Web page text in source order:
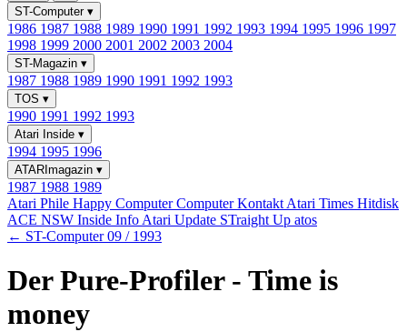
ST-Computer ▾
1986 1987 1988 1989 1990 1991 1992 1993 1994 1995 1996 1997
1998 1999 2000 2001 2002 2003 2004
ST-Magazin ▾
1987 1988 1989 1990 1991 1992 1993
TOS ▾
1990 1991 1992 1993
Atari Inside ▾
1994 1995 1996
ATARImagazin ▾
1987 1988 1989
Atari Phile Happy ComputerComputer Kontakt Atari Times Hitdisk
ACE NSW Inside Info Atari Update STraight Up atos
← ST-Computer 09 / 1993
Der Pure-Profiler - Time is
money